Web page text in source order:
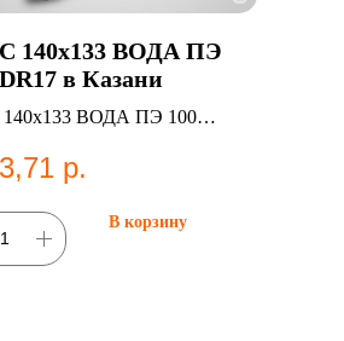
140х133 ВОДА ПЭ
в Казани
ВОДА ПЭ 100
р.
В корзину